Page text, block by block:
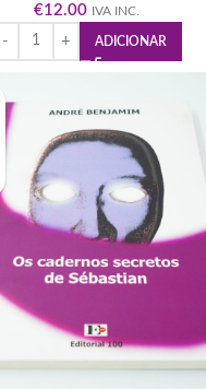
€12.00 IVA INC.
ADICIONAR